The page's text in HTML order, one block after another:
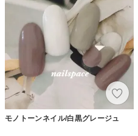
モノトーンネイル/白黒グレージュ